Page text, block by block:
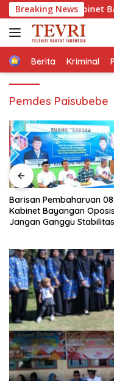
Langsung
ke
konten
Breaking News
08: Kabinet
HomeBerita Kriminal
Pemdes Paisubebe
Barisan Pembaharuan 08:
Kabinet Bayangan
Jangan Ganggu Stabilitas